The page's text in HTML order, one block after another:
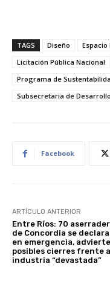
TAGS Diseño Espacio
Licitación Pública Nacional
Programa de
Subsecretaria de
Facebook
ARTÍCULO ANTERIOR
Entre Ríos: 70
de Concordia se
en emergencia,
posibles cierres frente
industria “devastada”